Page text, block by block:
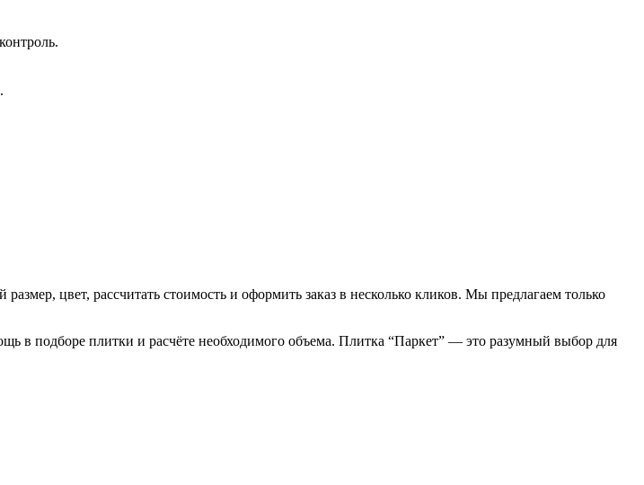
цвет, рассчитать стоимость и оформить заказ в несколько кликов. Мы предлагаем только
в подборе плитки и расчёте необходимого объема. Плитка “Паркет” — это разумный выбор для